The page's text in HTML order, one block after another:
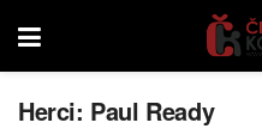
Herci: Paul Ready